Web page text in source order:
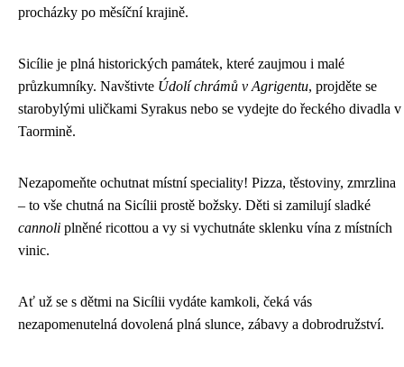
procházky po měsíční krajině.
Sicílie je plná historických památek, které zaujmou i malé
průzkumníky. Navštivte Údolí chrámů v Agrigentu, projděte se
starobylými uličkami Syrakus nebo se vydejte do řeckého divadla v
Taormině.
Nezapomeňte ochutnat místní speciality! Pizza, těstoviny, zmrzlina
– to vše chutná na Sicílii prostě božsky. Děti si zamilují sladké
cannoli plněné ricottou a vy si vychutnáte sklenku vína z místních
vinic.
Ať už se s dětmi na Sicílii vydáte kamkoli, čeká vás
nezapomenutelná dovolená plná slunce, zábavy a dobrodružství.